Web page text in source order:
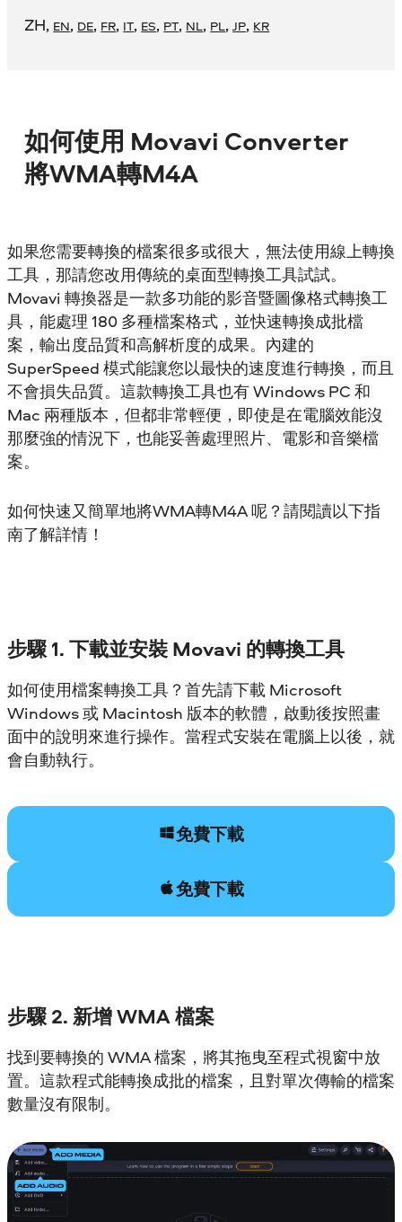
ZH, EN, DE, FR, IT, ES, PT, NL, PL,JP, KR
如何使用 Movavi Converter
將WMA轉M4A
如果您需要轉換的檔案很多或很大，無法使用線上轉換
工具，那請您改用傳統的桌面型轉換工具試試。
Movavi 轉換器是一款多功能的影音暨圖像格式轉換工
具，能處理 180 多種檔案格式，並快速轉換成批檔
案，輸出度品質和高解析度的成果。內建的
SuperSpeed 模式能讓您以最快的速度進行轉換，而且
不會損失品質。這款轉換工具也有 Windows PC 和
Mac 兩種版本，但都非常輕便，即使是在電腦效能沒
那麼強的情況下，也能妥善處理照片、電影和音樂檔
案。
如何快速又簡單地將WMA轉M4A 呢？請閱讀以下指
南了解詳情！
步驟 1. 下載並安裝 Movavi 的轉換工具
如何使用檔案轉換工具？首先請下載 Microsoft
Windows 或 Macintosh 版本的軟體，啟動後按照畫
面中的說明來進行操作。當程式安裝在電腦上以後，就
會自動執行。
免費下載
免費下載
步驟 2. 新增 WMA 檔案
找到要轉換的 WMA 檔案，將其拖曳至程式視窗中放
置。這款程式能轉換成批的檔案，且對單次傳輸的檔案
數量沒有限制。